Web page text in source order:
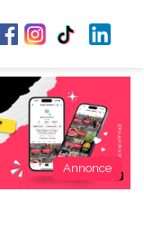
Annonce